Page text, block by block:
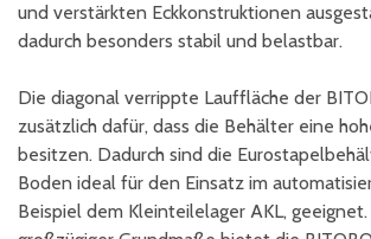
und verstärkten Eckkonstruktionen
dadurch besonders stabil und belastbar.
Die diagonal verrippte Lauffläche der
zusätzlich dafür, dass die Behälter eine
besitzen. Dadurch sind die
Boden ideal für den Einsatz im
Beispiel dem Kleinteilelager AKL,